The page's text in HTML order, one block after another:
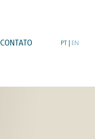
CONTATO PT EN